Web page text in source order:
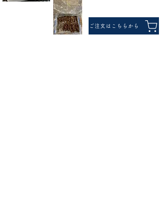
ご注文はこちらから